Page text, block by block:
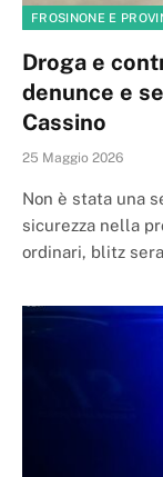
FROSINONE E
Droga e
denunce e
Cassino
25 Maggio 2026
Non è stata una
sicurezza nella
ordinari, blitz